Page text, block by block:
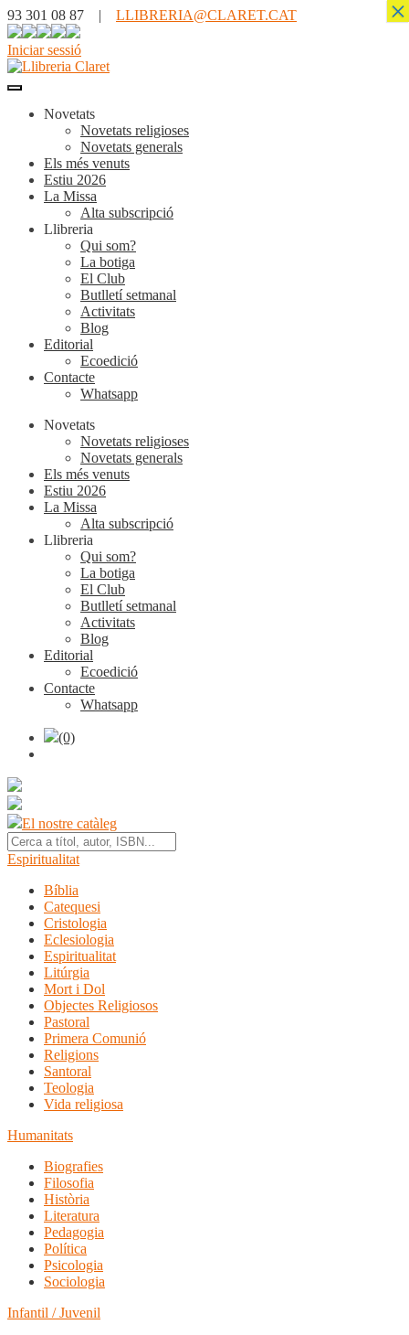
93 301 08 87 | LLIBRERIA@CLARET.CAT
Iniciar sessió
Novetats
Novetats religioses
Novetats generals
Els més venuts
Estiu 2026
La Missa
Alta subscripció
Llibreria
Qui som?
La botiga
El Club
Butlletí setmanal
Activitats
Blog
Editorial
Ecoedició
Contacte
Whatsapp
Novetats
Novetats religioses
Novetats generals
Els més venuts
Estiu 2026
La Missa
Alta subscripció
Llibreria
Qui som?
La botiga
El Club
Butlletí setmanal
Activitats
Blog
Editorial
Ecoedició
Contacte
Whatsapp
(0)
El nostre catàleg
Espiritualitat
Bíblia
Catequesi
Cristologia
Eclesiologia
Espiritualitat
Litúrgia
Mort i Dol
Objectes Religiosos
Pastoral
Primera Comunió
Religions
Santoral
Teologia
Vida religiosa
Humanitats
Biografies
Filosofia
Història
Literatura
Pedagogia
Política
Psicologia
Sociologia
Infantil / Juvenil
×